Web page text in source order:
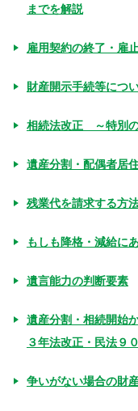
までを解説
雇用契約の終了・雇
財産開示手続等につ
相続法改正 ～特別
遺産分割・配偶者居
残業代を請求する方
もしも降格・減給に
遺言能力の判断要素
遺産分割・相続開始
３年法改正・民法９
争いがない場合の財